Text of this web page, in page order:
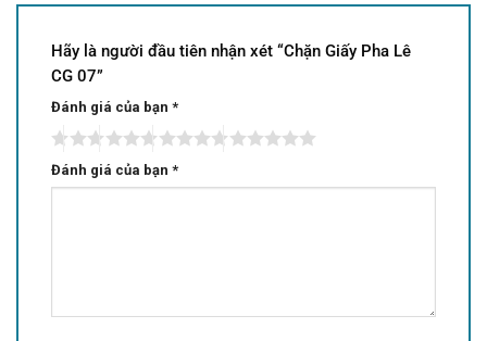
Hãy là người đầu tiên nhận xét “Chặn Giấy Pha Lê
CG 07”
Đánh giá của bạn *
Đánh giá của bạn *